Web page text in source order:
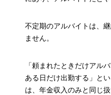
不定期のアルバイトは、
ません。
「頼まれたときだけアル
ある日だけ出勤する」と
は、年金収入のみと同じ